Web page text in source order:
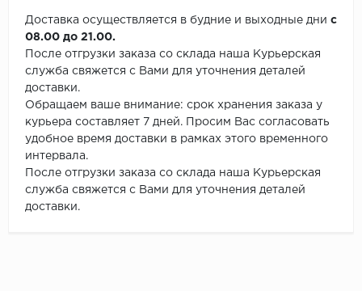
Доставка осуществляется в будние и выходные дни с
08.00 до 21.00.
После отгрузки заказа со склада наша Курьерская
служба свяжется с Вами для уточнения деталей
доставки.
Обращаем ваше внимание: срок хранения заказа у
курьера составляет 7 дней. Просим Вас согласовать
удобное время доставки в рамках этого временного
интервала.
После отгрузки заказа со склада наша Курьерская
служба свяжется с Вами для уточнения деталей
доставки.